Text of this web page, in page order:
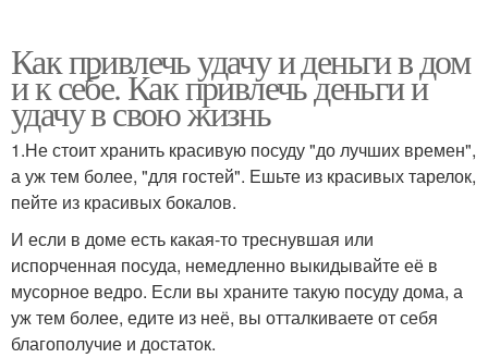
Как привлечь удачу и деньги в дом
и к себе. Как привлечь деньги и
удачу в свою жизнь
1.Не стоит хранить красивую посуду "до лучших времен",
а уж тем более, "для гостей". Ешьте из красивых тарелок,
пейте из красивых бокалов.
И если в доме есть какая-то треснувшая или
испорченная посуда, немедленно выкидывайте её в
мусорное ведро. Если вы храните такую посуду дома, а
уж тем более, едите из неё, вы отталкиваете от себя
благополучие и достаток.